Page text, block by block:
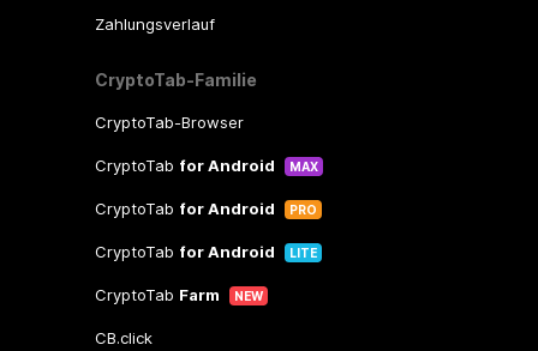
Zahlungsverlauf
CryptoTab-Familie
CryptoTab-Browser
CryptoTab for Android MAX
CryptoTab for Android PRO
CryptoTab for Android LITE
CryptoTab Farm NEW
CB.click